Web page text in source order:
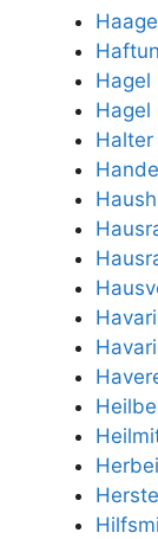
Hagel
Hagel
Halter